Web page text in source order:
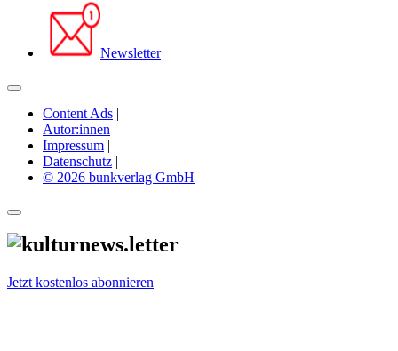
Newsletter
Content Ads |
Autor:innen |
Impressum |
Datenschutz |
© 2026 bunkverlag GmbH
Jetzt kostenlos abonnieren